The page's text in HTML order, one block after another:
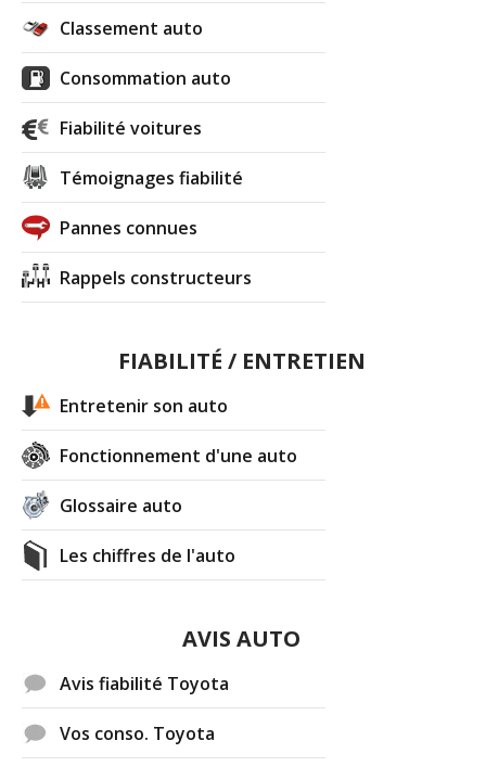
Classement auto
Consommation auto
Fiabilité voitures
Témoignages fiabilité
Pannes connues
Rappels constructeurs
FIABILITÉ / ENTRETIEN
Entretenir son auto
Fonctionnement d'une auto
Glossaire auto
Les chiffres de l'auto
AVIS AUTO
Avis fiabilité Toyota
Vos conso. Toyota